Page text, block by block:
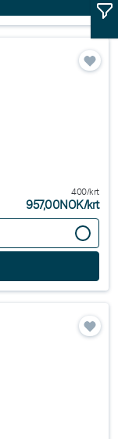
400/krt
957,00NOK/krt